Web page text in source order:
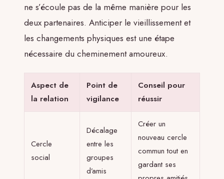
ne s’écoule pas de la même manière pour les
deux partenaires. Anticiper le vieillissement et
les changements physiques est une étape
nécessaire du cheminement amoureux.
Aspect de
la relation
Point de
vigilance
Conseil pour
réussir
Cercle
social
Décalage
entre les
groupes
d’amis
Créer un
nouveau cercle
commun tout en
gardant ses